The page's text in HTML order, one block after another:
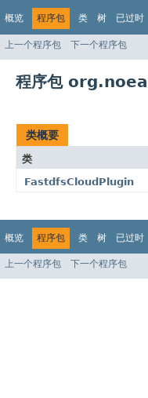
概览 程序包 类 树 已过时
上一个程序包 下一个程序包
程序包
类概要
类
FastdfsCloudPlugin
概览 程序包 类 树 已过时
上一个程序包 下一个程序包